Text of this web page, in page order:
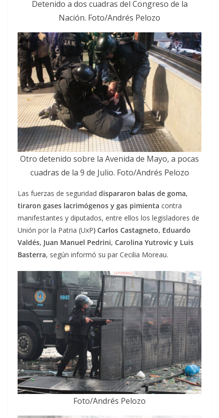
Detenido a dos cuadras del Congreso de la
Nación. Foto/Andrés Pelozo
Otro detenido sobre la Avenida de Mayo, a pocas
cuadras de la 9 de Julio. Foto/Andrés Pelozo
Las fuerzas de seguridad dispararon balas de goma,
tiraron gases lacrimógenos y gas pimienta contra
manifestantes y diputados, entre ellos los legisladores de
Unión por la Patria (UxP) Carlos Castagneto, Eduardo
Valdés, Juan Manuel Pedrini, Carolina Yutrovic y Luis
Basterra, según informó su par Cecilia Moreau.
Foto/Andrés Pelozo